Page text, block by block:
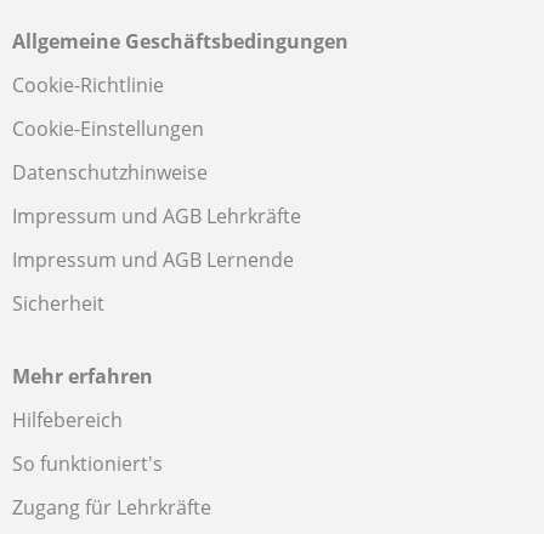
Allgemeine Geschäftsbedingungen
Cookie-Richtlinie
Cookie-Einstellungen
Datenschutzhinweise
Impressum und AGB Lehrkräfte
Impressum und AGB Lernende
Sicherheit
Mehr erfahren
Hilfebereich
So funktioniert's
Zugang für Lehrkräfte